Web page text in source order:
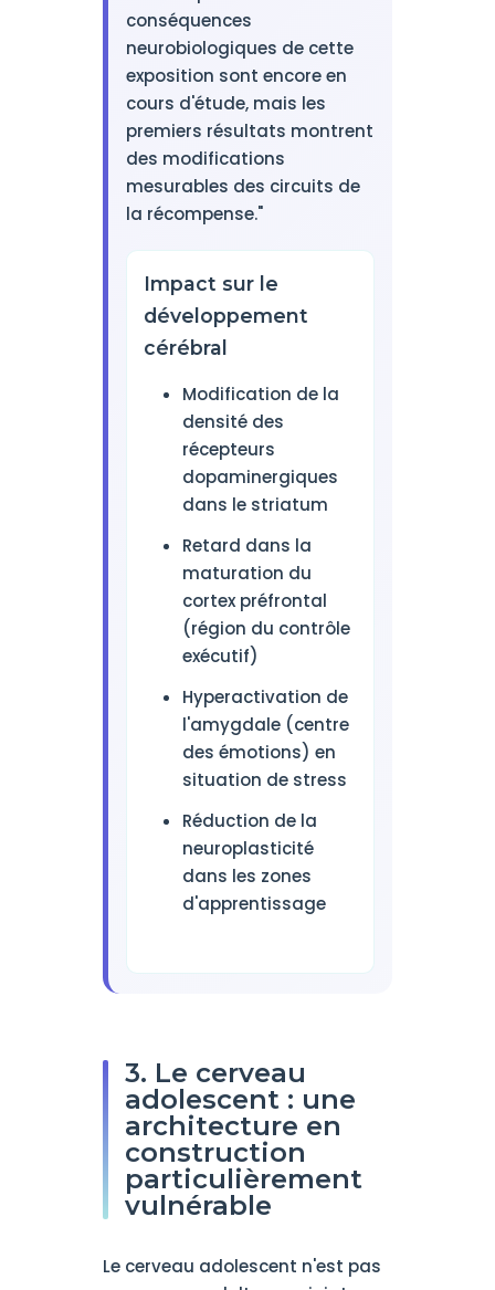
conséquences
neurobiologiques de cette
exposition sont encore en
cours d'étude, mais les
premiers résultats montrent
des modifications
mesurables des circuits de
la récompense."
Impact sur le
développement
cérébral
Modification de la
densité des
récepteurs
dopaminergiques
dans le striatum
Retard dans la
maturation du
cortex préfrontal
(région du contrôle
exécutif)
Hyperactivation de
l'amygdale (centre
des émotions) en
situation de stress
Réduction de la
neuroplasticité
dans les zones
d'apprentissage
3. Le cerveau
adolescent : une
architecture en
construction
particulièrement
vulnérable
Le cerveau adolescent n'est pas